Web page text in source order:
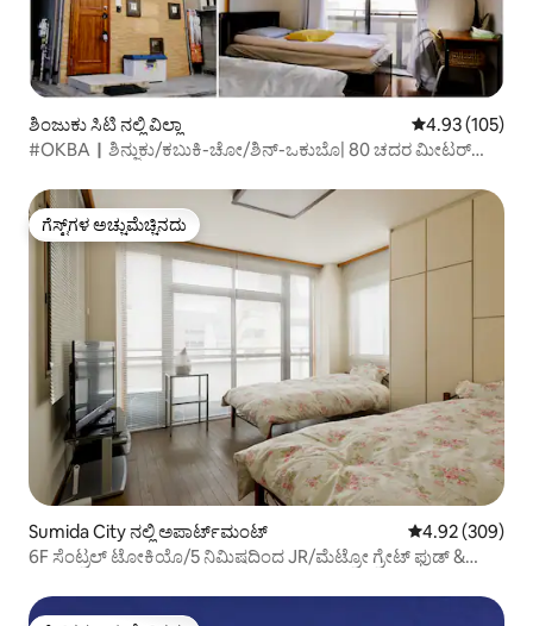
ಶಿಂಜುಕು ಸಿಟಿ ನಲ್ಲಿ ವಿಲ್ಲಾ 5 ರಲ್ಲಿ 4.93
4.93 (105)
#OKBA｜ಶಿನ್ಜುಕು/ಕಬುಕಿ-ಚೋ/ಶಿನ್-ಒಕುಬೊ| 80 ಚದರ ಮೀಟರ್
ಗೆಸ್ಟ್‌ಗಳ ಅಚ್ಚುಮೆಚ್ಚಿನದು
ಗೆಸ್ಟ್‌ಗಳ ಅಚ್ಚುಮೆಚ್ಚಿನದು
Sumida City ನಲ್ಲಿ ಅಪಾರ್ಟ್‌ಮಂಟ್ 5 ರಲ್ಲಿ 4.92
4.92 (309)
6F ಸೆಂಟ್ರಲ್ ಟೋಕಿಯೊ/5 ನಿಮಿಷದಿಂದ JR/ಮೆಟ್ರೋ ಗ್ರೇಟ್ ಫುಡ್ &